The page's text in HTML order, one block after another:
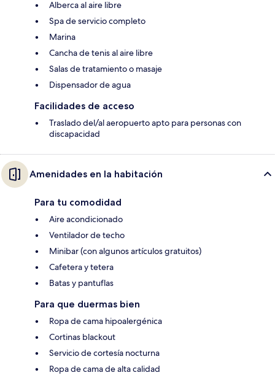
Alberca al aire libre
Spa de servicio completo
Marina
Cancha de tenis al aire libre
Salas de tratamiento o masaje
Dispensador de agua
Facilidades de acceso
Traslado del/al aeropuerto apto para personas con
discapacidad
Amenidades en la habitación
Para tu comodidad
Aire acondicionado
Ventilador de techo
Minibar (con algunos artículos gratuitos)
Cafetera y tetera
Batas y pantuflas
Para que duermas bien
Ropa de cama hipoalergénica
Cortinas blackout
Servicio de cortesía nocturna
Ropa de cama de alta calidad